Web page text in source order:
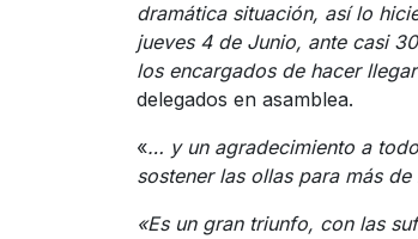
dramática situación, así lo
jueves 4 de Junio, ante casi
los encargados de hacer
delegados en asamblea.
«… y un agradecimiento a
sostener las ollas para más
«Es un gran triunfo, con las